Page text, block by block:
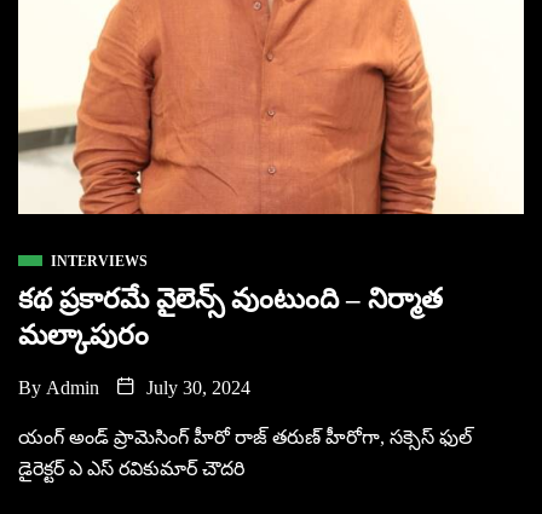
INTERVIEWS
కథ ప్రకారమే వైలెన్స్ వుంటుంది – నిర్మాత
మల్కాపురం
By Admin July 30, 2024
యంగ్ అండ్ ప్రామెసింగ్ హీరో రాజ్ తరుణ్ హీరోగా, సక్సెస్ ఫుల్
డైరెక్టర్ ఎ ఎస్ రవికుమార్ చౌదరి